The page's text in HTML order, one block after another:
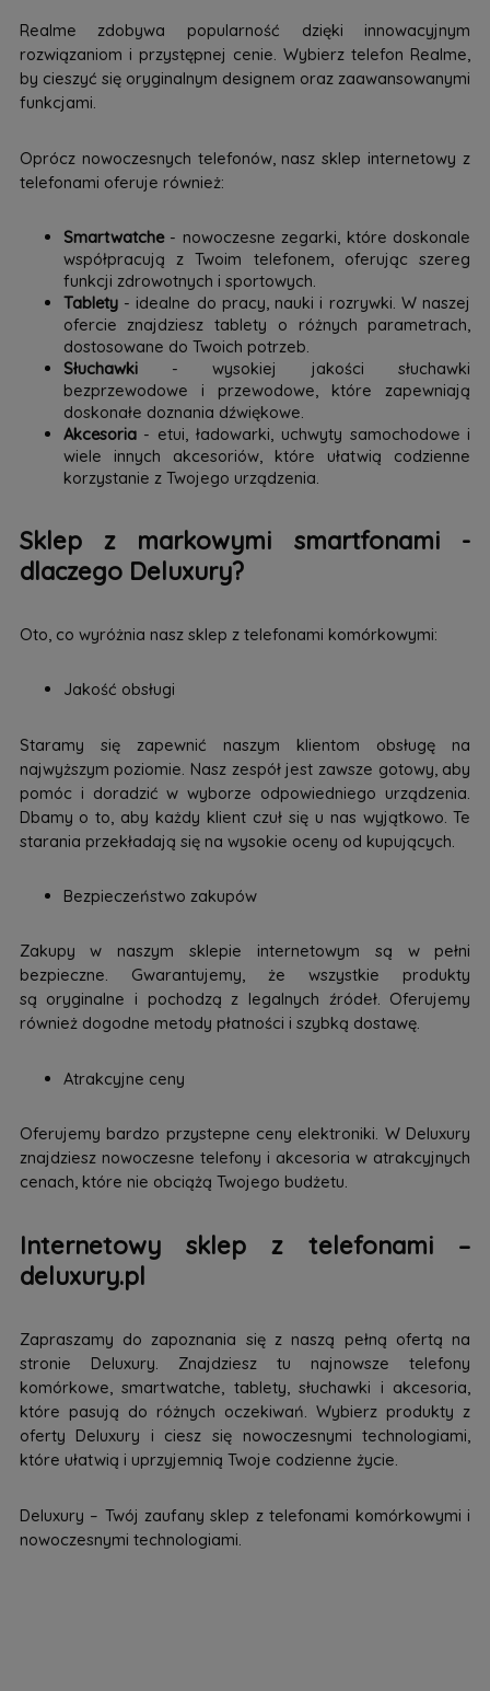
Realme zdobywa popularność dzięki innowacyjnym
rozwiązaniom i przystępnej cenie. Wybierz telefon Realme,
by cieszyć się oryginalnym designem oraz zaawansowanymi
funkcjami.
Oprócz nowoczesnych telefonów, nasz sklep internetowy z
telefonami oferuje również:
Smartwatche- nowoczesne zegarki, które doskonale
współpracują z Twoim telefonem, oferując szereg
funkcji zdrowotnych i sportowych.
Tablety- idealne do pracy, nauki i rozrywki. W naszej
ofercie znajdziesz tablety o różnych parametrach,
dostosowane do Twoich potrzeb.
Słuchawki- wysokiej jakości słuchawki
bezprzewodowe i przewodowe, które zapewniają
doskonałe doznania dźwiękowe.
Akcesoria- etui, ładowarki, uchwyty samochodowe i
wiele innych akcesoriów, które ułatwią codzienne
korzystanie z Twojego urządzenia.
Sklep z markowymi smartfonami -
dlaczego Deluxury?
Oto, co wyróżnia nasz sklep z telefonami komórkowymi:
Jakość obsługi
Staramy się zapewnić naszym klientom obsługę na
najwyższym poziomie. Nasz zespół jest zawsze gotowy, aby
pomóc i doradzić w wyborze odpowiedniego urządzenia.
Dbamy o to, aby każdy klient czuł się u nas wyjątkowo. Te
starania przekładają się na wysokie oceny od kupujących.
Bezpieczeństwo zakupów
Zakupy w naszym sklepie internetowym są w pełni
bezpieczne. Gwarantujemy, że wszystkie produkty
są oryginalne i pochodzą z legalnych źródeł. Oferujemy
również dogodne metody płatności i szybką dostawę.
Atrakcyjne ceny
Oferujemy bardzo przystepne ceny elektroniki. W Deluxury
znajdziesz nowoczesne telefony i akcesoria w atrakcyjnych
cenach, które nie obciążą Twojego budżetu.
Internetowy sklep z telefonami –
deluxury.pl
Zapraszamy do zapoznania się z naszą pełną ofertą na
stronie Deluxury. Znajdziesz tu najnowsze telefony
komórkowe, smartwatche, tablety, słuchawki i akcesoria,
które pasują do różnych oczekiwań. Wybierz produkty z
oferty Deluxury i ciesz się nowoczesnymi technologiami,
które ułatwią i uprzyjemnią Twoje codzienne życie.
Deluxury – Twój zaufany sklep z telefonami komórkowymi i
nowoczesnymi technologiami.